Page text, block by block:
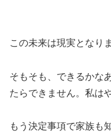
この未来は現実となり
そもそも、できるかな
たらできません。私は
もう決定事項で家族も